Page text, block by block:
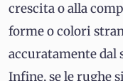
crescita o alla
forme o colori
accuratamente dal
Infine, se le rughe